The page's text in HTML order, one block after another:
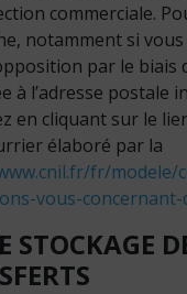
commerciale.
notamment si
par le biais
à l’adresse postale
en cliquant sur le
élaboré par la
fr/
vous-
STOCKAGE